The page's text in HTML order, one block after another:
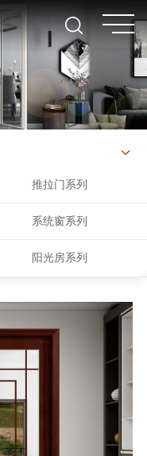
推拉门系列
系统窗系列
阳光房系列